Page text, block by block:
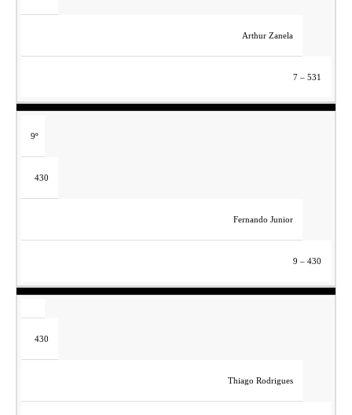
Arthur Zanela
7 – 531
9º
430
Fernando Junior
9 – 430
430
Thiago Rodrigues